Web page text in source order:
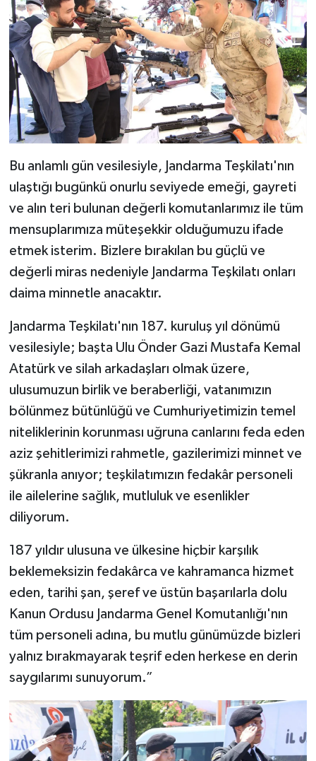
Bu anlamlı gün vesilesiyle, Jandarma Teşkilatı'nın
ulaştığı bugünkü onurlu seviyede emeği, gayreti
ve alın teri bulunan değerli komutanlarımız ile tüm
mensuplarımıza müteşekkir olduğumuzu ifade
etmek isterim. Bizlere bırakılan bu güçlü ve
değerli miras nedeniyle Jandarma Teşkilatı onları
daima minnetle anacaktır.
Jandarma Teşkilatı'nın 187. kuruluş yıl dönümü
vesilesiyle; başta Ulu Önder Gazi Mustafa Kemal
Atatürk ve silah arkadaşları olmak üzere,
ulusumuzun birlik ve beraberliği, vatanımızın
bölünmez bütünlüğü ve Cumhuriyetimizin temel
niteliklerinin korunması uğruna canlarını feda eden
aziz şehitlerimizi rahmetle, gazilerimizi minnet ve
şükranla anıyor; teşkilatımızın fedakâr personeli
ile ailelerine sağlık, mutluluk ve esenlikler
diliyorum.
187 yıldır ulusuna ve ülkesine hiçbir karşılık
beklemeksizin fedakârca ve kahramanca hizmet
eden, tarihi şan, şeref ve üstün başarılarla dolu
Kanun Ordusu Jandarma Genel Komutanlığı'nın
tüm personeli adına, bu mutlu günümüzde bizleri
yalnız bırakmayarak teşrif eden herkese en derin
saygılarımı sunuyorum.”